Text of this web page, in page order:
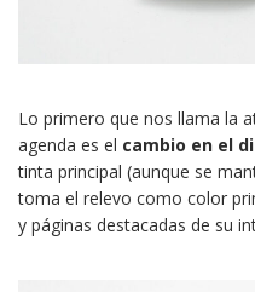
Lo primero que nos llama la
agenda es el cambio en el
tinta principal (aunque se
toma el relevo como color
y páginas destacadas de su